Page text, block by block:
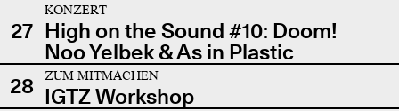
27
KONZERT
High on the Sound #10: Doom!
Noo Yelbek & As in Plastic
28
ZUM MITMACHEN
IGTZ Workshop